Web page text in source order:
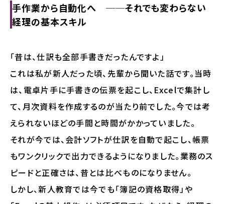
手作業から自動化へ ──それでも変わらない
経理の基本スキル
「昔は、仕訳も全部手書きだったんですよ」
これは私が新人だった頃、先輩から聞いた話です。当時
は、電卓片手に手書きの伝票を起こし、Excelで集計し
て、月次資料を作成するのが当たり前でした。今では考
えられないほどの手間と時間がかかっていました。
それが今では、会計ソフトが仕訳を自動で起こし、帳票
もワンクリックで出力できるようになりました。業務のス
ピードと正確さは、昔とは比べものになりません。
しかし、新人教育では今でも「簿記の資格取得」や